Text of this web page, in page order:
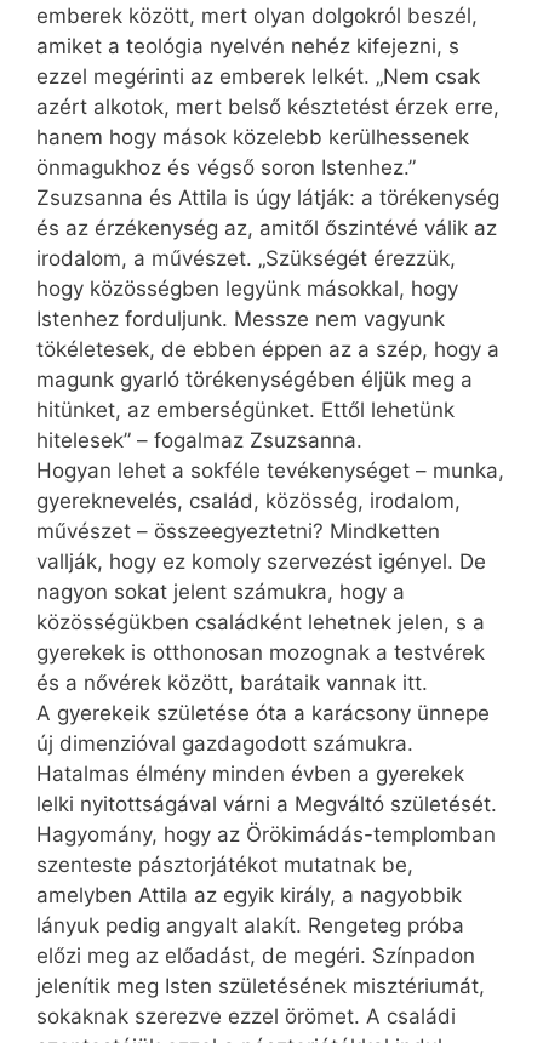
emberek között, mert olyan dolgokról beszél,
amiket a teológia nyelvén nehéz kifejezni, s
ezzel megérinti az emberek lelkét. „Nem csak
azért alkotok, mert belső késztetést érzek erre,
hanem hogy mások közelebb kerülhessenek
önmagukhoz és végső soron Istenhez.”
Zsuzsanna és Attila is úgy látják: a törékenység
és az érzékenység az, amitől őszintévé válik az
irodalom, a művészet. „Szükségét érezzük,
hogy közösségben legyünk másokkal, hogy
Istenhez forduljunk. Messze nem vagyunk
tökéletesek, de ebben éppen az a szép, hogy a
magunk gyarló törékenységében éljük meg a
hitünket, az emberségünket. Ettől lehetünk
hitelesek” – fogalmaz Zsuzsanna.
Hogyan lehet a sokféle tevékenységet – munka,
gyereknevelés, család, közösség, irodalom,
művészet – össze­egyeztetni? Mindketten
vallják, hogy ez komoly szervezést igényel. De
nagyon sokat jelent számukra, hogy a
közösségükben családként lehetnek jelen, s a
gyerekek is otthonosan mozognak a testvérek
és a nővérek között, barátaik vannak itt.
A gyerekeik születése óta a karácsony ünnepe
új dimenzióval gazdagodott számukra.
Hatalmas élmény minden évben a gyerekek
lelki nyitottságával várni a Megváltó születését.
Hagyomány, hogy az Örökimádás-templomban
szenteste pásztorjátékot mutatnak be,
amelyben Attila az egyik király, a nagyobbik
lányuk pedig angyalt alakít. Rengeteg próba
előzi meg az előadást, de megéri. Színpadon
jelenítik meg Isten születésének misztériumát,
sokaknak szerezve ezzel örömet. A családi